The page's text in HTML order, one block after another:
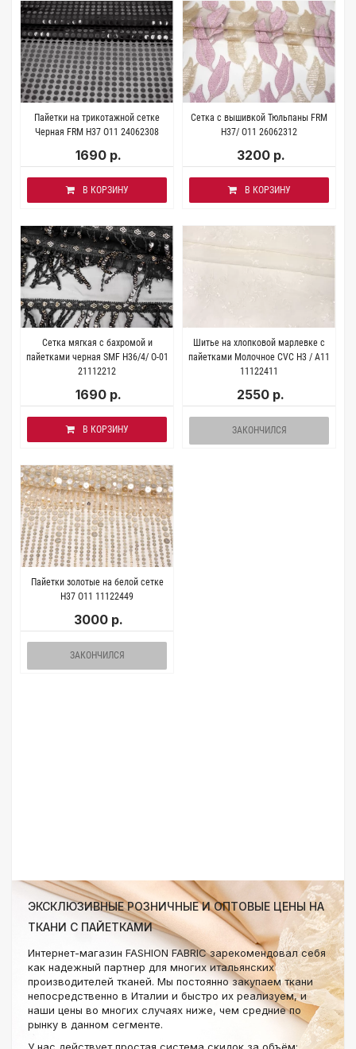
Пайетки на трикотажной сетке
Черная FRM H37 О11 24062308
1690 р.
В КОРЗИНУ
Сетка с вышивкой Тюльпаны FRM
H37/ О11 26062312
3200 р.
В КОРЗИНУ
Сетка мягкая с бахромой и
пайетками черная SMF H36/4/ О-01
21112212
1690 р.
В КОРЗИНУ
Шитье на хлопковой марлевке с
пайетками Молочное CVC H3 / A11
11122411
2550 р.
ЗАКОНЧИЛСЯ
Пайетки золотые на белой сетке
Н37 О11 11122449
3000 р.
ЗАКОНЧИЛСЯ
ЭКСКЛЮЗИВНЫЕ РОЗНИЧНЫЕ И ОПТОВЫЕ ЦЕНЫ НА
ТКАНИ С ПАЙЕТКАМИ
Интернет-магазин FASHION FABRIC зарекомендовал себя
как надежный партнер для многих итальянских
производителей тканей. Мы постоянно закупаем ткани
непосредственно в Италии и быстро их реализуем, и
наши цены во многих случаях ниже, чем средние по
рынку в данном сегменте.
У нас действует простая система скидок за объём: